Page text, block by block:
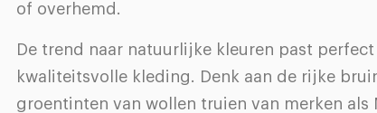
of overhemd.
De trend naar natuurlijke kleuren past
kwaliteitsvolle kleding. Denk aan de rijke
groentinten van wollen truien van merken als